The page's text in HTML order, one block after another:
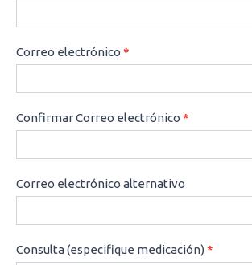
Correo electrónico *
Confirmar Correo electrónico *
Correo electrónico alternativo
Consulta (especifique medicación)*